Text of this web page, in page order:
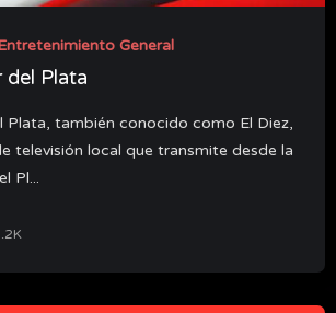
General
del Plata
Plata, también conocido como El Diez,
televisión local que transmite desde la
Pl...